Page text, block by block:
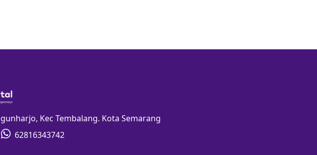
Kec Tembalang. Kota Semarang
62816343742